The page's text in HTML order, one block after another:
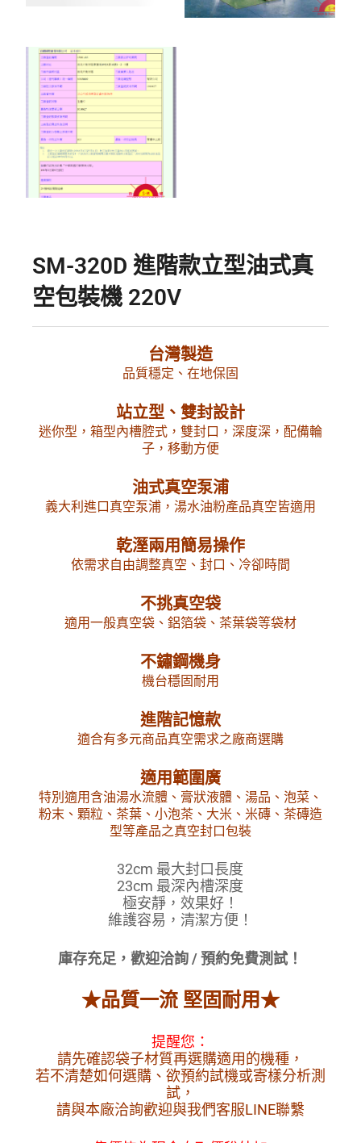
SM-320D 進階款立型油式真
空包裝機 220V
台灣製造
品質穩定、在地保固
站立型、雙封設計
迷你型，箱型內槽腔式，雙封口，深度深，配備輪
子，移動方便
油式真空泵浦
義大利進口真空泵浦，湯水油粉產品真空皆適用
乾溼兩用簡易操作
依需求自由調整真空、封口、冷卻時間
不挑真空袋
適用一般真空袋、鋁箔袋、茶葉袋等袋材
不鏽鋼機身
機台穩固耐用
進階記憶款
適合有多元商品真空需求之廠商選購
適用範圍廣
特別適用含油湯水流體、膏狀液體、湯品、泡菜、
粉末、顆粒、茶葉、小泡茶、大米、米磚、茶磚造
型等產品之真空封口包裝
32cm 最大封口長度
23cm 最深內槽深度
極安靜，效果好！
維護容易，清潔方便！
庫存充足，歡迎洽詢 / 預約免費測試！
★品質一流 堅固耐用★
提醒您：
請先確認袋子材質再選購適用的機種，
若不清楚如何選購、欲預約試機或寄樣分析測
試，
請與本廠洽詢歡迎與我們客服LINE聯繫